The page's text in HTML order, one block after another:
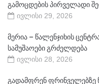
გამოცდების პირველადი
ივლისი 29, 2026
მერია – წალენჯიხის
სამუშაოები გრძელდება
ივლისი 28, 2026
გადამფრენ ფრინველებზე